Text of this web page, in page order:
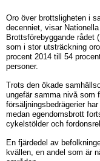
Oro över brottsligheten i
decenniet, visar
Brottsförebyggande rådet
som i stor utsträckning
procent 2014 till 54
personer.
Trots den ökade
ungefär samma nivå som
försäljningsbedrägerier
medan egendomsbrott
cykelstölder och
En fjärdedel av
kvällen, en andel som är